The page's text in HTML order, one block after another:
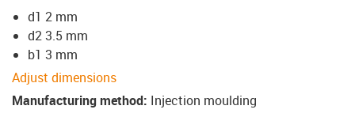
d1 2 mm
d2 3.5 mm
b1 3 mm
Adjust dimensions
Manufacturing method: Injection moulding